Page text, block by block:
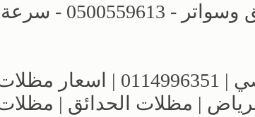
مظلات سيارات بالرياض - برجولات
معارض الرياض | مظلات وسواتر التخصصي |
| مظلات الحدائق |